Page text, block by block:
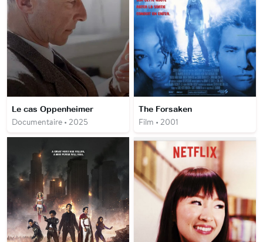
Le cas Oppenheimer
Documentaire • 2025
The Forsaken
Film • 2001